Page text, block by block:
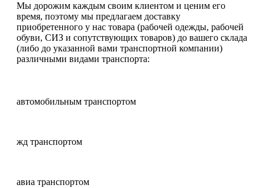
Мы дорожим каждым своим клиентом и ценим его
время, поэтому мы предлагаем доставку
приобретенного у нас товара (рабочей одежды, рабочей
обуви, СИЗ и сопутствующих товаров) до вашего склада
(либо до указанной вами транспортной компании)
различными видами транспорта:
автомобильным транспортом
жд транспортом
авиа транспортом